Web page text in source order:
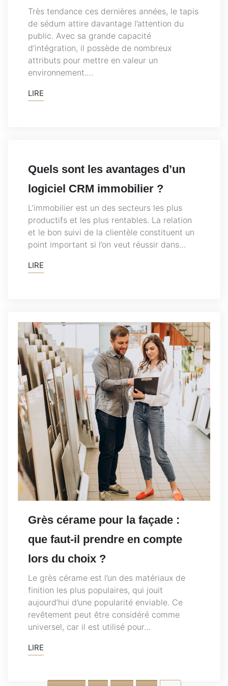
Très tendance ces dernières années, le tapis
de sédum attire davantage l’attention du
public. Avec sa grande capacité
d’intégration, il possède de nombreux
attributs pour mettre en valeur un
environnement.…
LIRE
Quels sont les avantages d’un
logiciel CRM immobilier ?
L’immobilier est un des secteurs les plus
productifs et les plus rentables. La relation
et le bon suivi de la clientèle constituent un
point important si l’on veut réussir dans…
LIRE
Grès cérame pour la façade :
que faut-il prendre en compte
lors du choix ?
Le grès cérame est l’un des matériaux de
finition les plus populaires, qui jouit
aujourd’hui d’une popularité enviable. Ce
revêtement peut être considéré comme
universel, car il est utilisé pour…
LIRE